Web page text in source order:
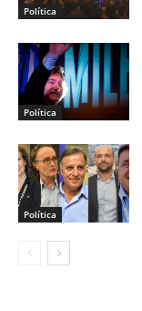
Política
Política
Política